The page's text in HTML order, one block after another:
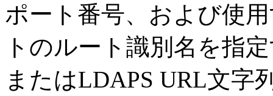
ポート番号、および使
トのルート識別名を指
またはLDAPS URL文字